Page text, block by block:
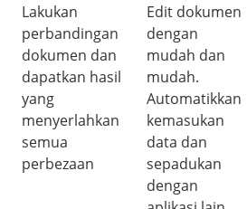
Lakukan
perbandingan
dokumen dan
dapatkan hasil
yang
menyerlahkan
semua
perbezaan
Edit dokumen
dengan
mudah dan
mudah.
Automatikkan
kemasukan
data dan
sepadukan
dengan